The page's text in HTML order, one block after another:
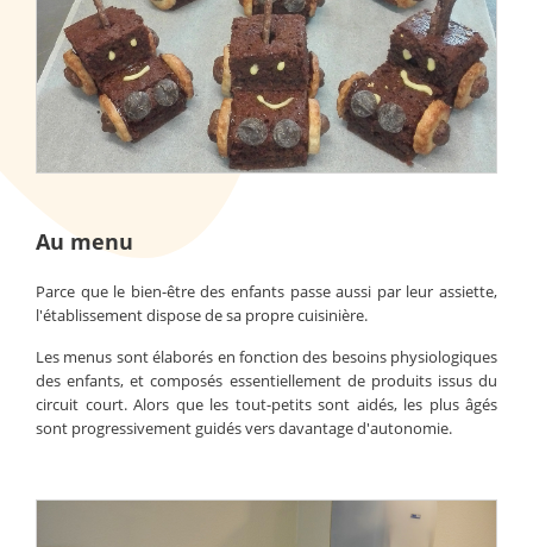
Au menu
Parce que le bien-être des enfants passe aussi par leur assiette,
l'établissement dispose de sa propre cuisinière.
Les menus sont élaborés en fonction des besoins physiologiques
des enfants, et composés essentiellement de produits issus du
circuit court. Alors que les tout-petits sont aidés, les plus âgés
sont progressivement guidés vers davantage d'autonomie.